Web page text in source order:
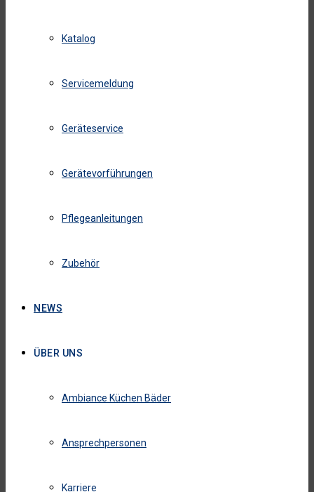
Katalog
Servicemeldung
Geräteservice
Gerätevorführungen
Pflegeanleitungen
Zubehör
NEWS
ÜBER UNS
Ambiance Küchen Bäder
Ansprechpersonen
Karriere